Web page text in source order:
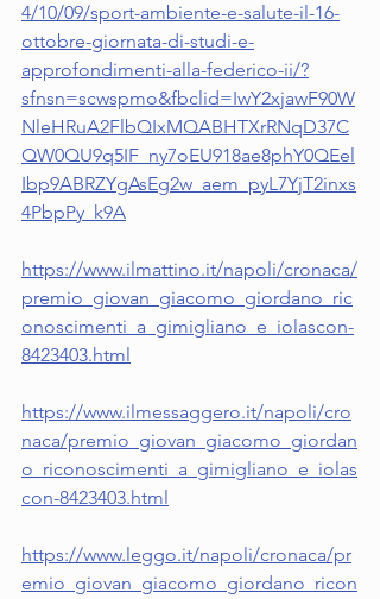
4/10/09/sport-ambiente-e-salute-il-16-
ottobre-giornata-di-studi-e-
approfondimenti-alla-federico-ii/?
sfnsn=scwspmo&fbclid=IwY2xjawF90W
NleHRuA2FlbQIxMQABHTXrRNqD37C
QW0QU9q5IF_ny7oEU918ae8phY0QEel
Ibp9ABRZYgAsEg2w_aem_pyL7YjT2inxs
4PbpPy_k9A
https://www.ilmattino.it/napoli/cronaca/
premio_giovan_giacomo_giordano_ric
onoscimenti_a_gimigliano_e_iolascon-
8423403.html
https://www.ilmessaggero.it/napoli/cro
naca/premio_giovan_giacomo_giordan
o_riconoscimenti_a_gimigliano_e_iolas
con-8423403.html
https://www.leggo.it/napoli/cronaca/pr
emio_giovan_giacomo_giordano_ricon